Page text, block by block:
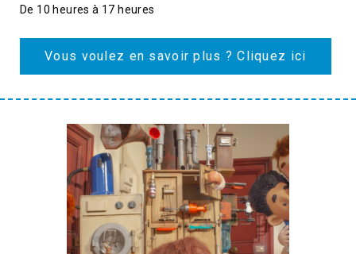
De 10 heures à 17 heures
Vous voulez en savoir plus ? Cliquez ici